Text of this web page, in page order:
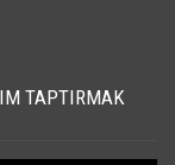
TAPTIRMAK